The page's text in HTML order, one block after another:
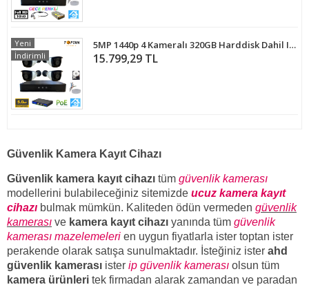
5MP 1440p 4 Kameralı 320GB Harddisk Dahil IP Poe Güvenlik Kamerası Seti - ST-54320
15.799,29 TL
Yeni
İndirimli
Güvenlik Kamera Kayıt Cihazı
Güvenlik kamera kayıt cihazı tüm güvenlik kamerası
modellerini bulabileceğiniz sitemizde ucuz kamera kayıt
cihazı bulmak mümkün. Kaliteden ödün vermeden güvenlik
kamerası ve kamera kayıt cihazı yanında tüm güvenlik
kamerası mazelemeleri en uygun fiyatlarla ister toptan ister
perakende olarak satışa sunulmaktadır. İsteğiniz ister ahd
güvenlik kamerası ister ip güvenlik kamerası olsun tüm
kamera ürünleri tek firmadan alarak zamandan ve paradan